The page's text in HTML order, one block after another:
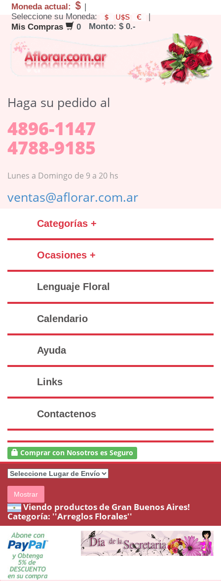
Moneda actual:
|
Seleccione su Moneda:
|
Mis Compras
0 Monto: $ 0.-
Haga su pedido al
4896-1147
4788-9185
Lunes a Domingo de 9 a 20 hs
ventas@aflorar.com.ar
Categorías +
Ocasiones +
Lenguaje Floral
Calendario
Ayuda
Links
Contactenos
Comprar con Nosotros es Seguro
Mostrar
Viendo productos de Gran Buenos Aires!
Categoría: ''Arreglos Florales''